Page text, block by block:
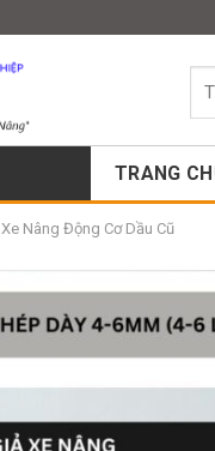
TRANG
Xe Nâng Động Cơ Dầu Cũ